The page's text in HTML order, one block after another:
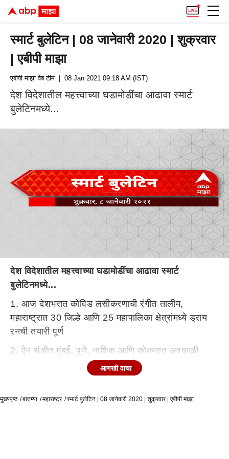
स्मार्ट बुलेटिन | 08 जानेवारी 2020 | शुक्रवार
| एबीपी माझा
एबीपी माझा वेब टीम | 08 Jan 2021 09:18 AM (IST)
देश विदेशातील महत्त्वाच्या घडामोडींचा आढावा स्मार्ट
बुलेटिनमध्ये...
देश विदेशातील महत्त्वाच्या घडामोडींचा आढावा स्मार्ट
बुलेटिनमध्ये...
1. आज देशभरात कोविड लसीकरणाची रंगीत तालीम,
महाराष्ट्रात 30 जिल्हे आणि 25 महापालिका क्षेत्रांमध्ये ड्राय
रनची तयारी पूर्ण
2. ऐन थंडीत मुंबई, पुणे, नाशिक आणि कोकणात अवकाळी
पावसाची हजेरी, द्राक्ष आणि आंब्यासह अनेक पिकांना फटका,
3. पोलीस भरतीचा जीआर तीन दिवसांतच रद्द, अनिल देशमुख
आणखी वाचा
मुख्यपृष्ठ बातम्या महाराष्ट्र स्मार्ट बुलेटिन | 08 जानेवारी 2020 | शुक्रवार | एबीपी माझा